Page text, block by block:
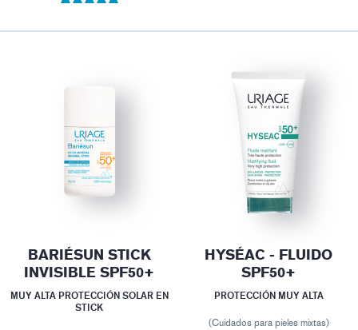
BARIÉSUN STICK
INVISIBLE SPF50+
MUY ALTA PROTECCIÓN SOLAR EN
STICK
HYSÉAC - FLUIDO
SPF50+
PROTECCIÓN MUY ALTA
(Cuidados para pieles mixtas)